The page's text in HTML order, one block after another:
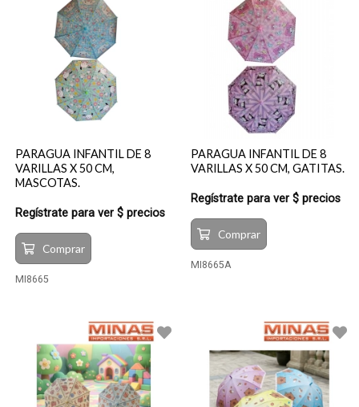
PARAGUA INFANTIL DE 8
VARILLAS X 50 CM,
MASCOTAS.
Regístrate para ver $ precios
Comprar
MI8665
PARAGUA INFANTIL DE 8
VARILLAS X 50 CM, GATITAS.
Regístrate para ver $ precios
Comprar
MI8665A